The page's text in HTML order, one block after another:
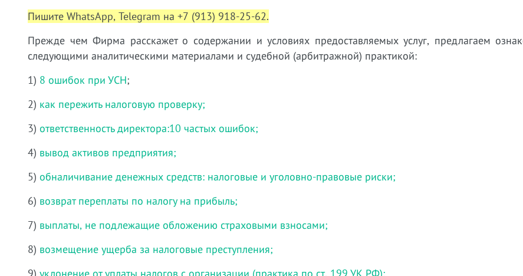
Пишите WhatsApp, Telegram на +7 (913) 918-25-62.
Прежде чем Фирма расскажет о содержании и условиях предоставляемых услуг, предлагаем
следующими аналитическими материалами и судебной (арбитражной) практикой:
1) 8 ошибок при УСН;
2) как пережить налоговую проверку;
3) ответственность директора:10 частых ошибок;
4) вывод активов предприятия;
5) обналичивание денежных средств: налоговые и уголовно-правовые риски;
6) возврат переплаты по налогу на прибыль;
7) выплаты, не подлежащие обложению страховыми взносами;
8) возмещение ущерба за налоговые преступления;